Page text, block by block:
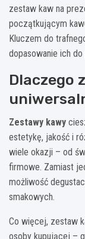
zestaw kaw na
początkującym
Kluczem do
dopasowanie ich
Dlaczego
Zestawy kawy
estetykę, jakość i
wiele okazji – od
firmowe. Zamiast
możliwość
smakowych.
Co więcej, zestaw
osoby kupującej –